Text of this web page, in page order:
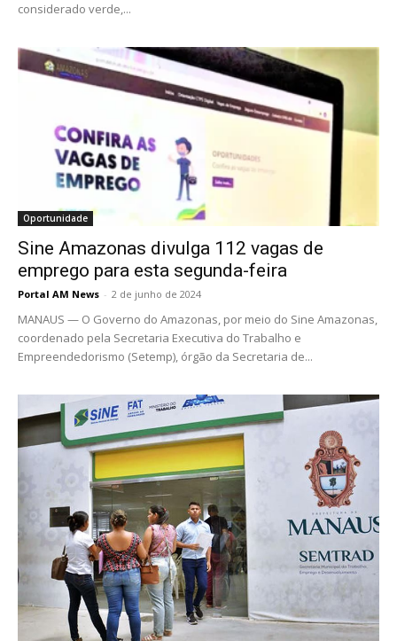
considerado verde,...
Oportunidade
Sine Amazonas divulga 112 vagas de
emprego para esta segunda-feira
Portal AM News - 2 de junho de 2024
MANAUS — O Governo do Amazonas, por meio do Sine Amazonas,
coordenado pela Secretaria Executiva do Trabalho e
Empreendedorismo (Setemp), órgão da Secretaria de...